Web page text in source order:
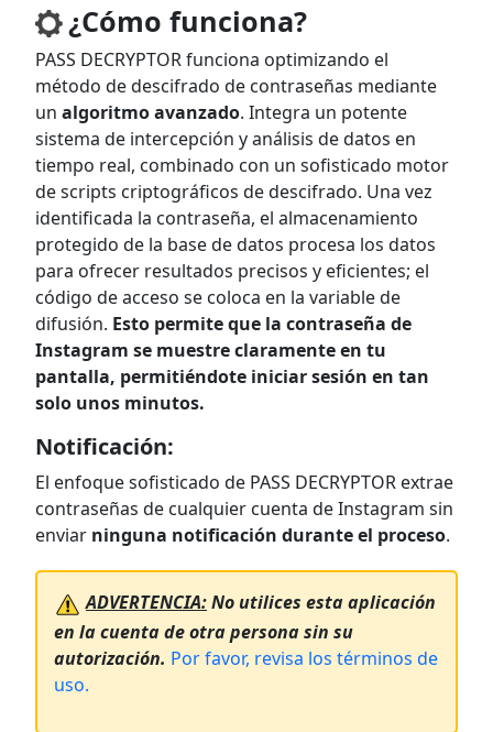
¿Cómo funciona?
PASS DECRYPTOR funciona optimizando el
método de descifrado de contraseñas mediante
un algoritmo avanzado. Integra un potente
sistema de intercepción y análisis de datos en
tiempo real, combinado con un sofisticado motor
de scripts criptográficos de descifrado. Una vez
identificada la contraseña, el almacenamiento
protegido de la base de datos procesa los datos
para ofrecer resultados precisos y eficientes; el
código de acceso se coloca en la variable de
difusión. Esto permite que la contraseña de
Instagram se muestre claramente en tu
pantalla, permitiéndote iniciar sesión en tan
solo unos minutos.
Notificación:
El enfoque sofisticado de PASS DECRYPTOR extrae
contraseñas de cualquier cuenta de Instagram sin
enviar ninguna notificación durante el proceso.
ADVERTENCIA:No utilices esta aplicación
en la cuenta de otra persona sin su
autorización. Por favor, revisa los términos de
uso.